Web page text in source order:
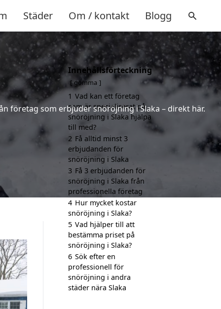
Städer Om / kontakt Blogg
företag som erbjuder snöröjning i Slaka – direkt här.
Innehållsförteckning
gömma
1 Vad kan ett företag
som är specialiserat på
snöröjning i Slaka hjälpa
till med?
2 Få alltid minst 3
erbjudanden för
snöröjning i Slaka
3 Få 3 erbjudanden för
snöröjning i Slaka från
professionella företag
4 Hur mycket kostar
snöröjning i Slaka?
5 Vad hjälper till att
bestämma priset på
snöröjning i Slaka?
6 Sök efter en
professionell för
snöröjning i andra
städer nära Slaka